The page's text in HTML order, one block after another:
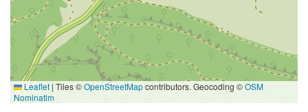
Leaflet | Tiles ©OpenStreetMapcontributors. Geocoding ©OSM
Nominatim